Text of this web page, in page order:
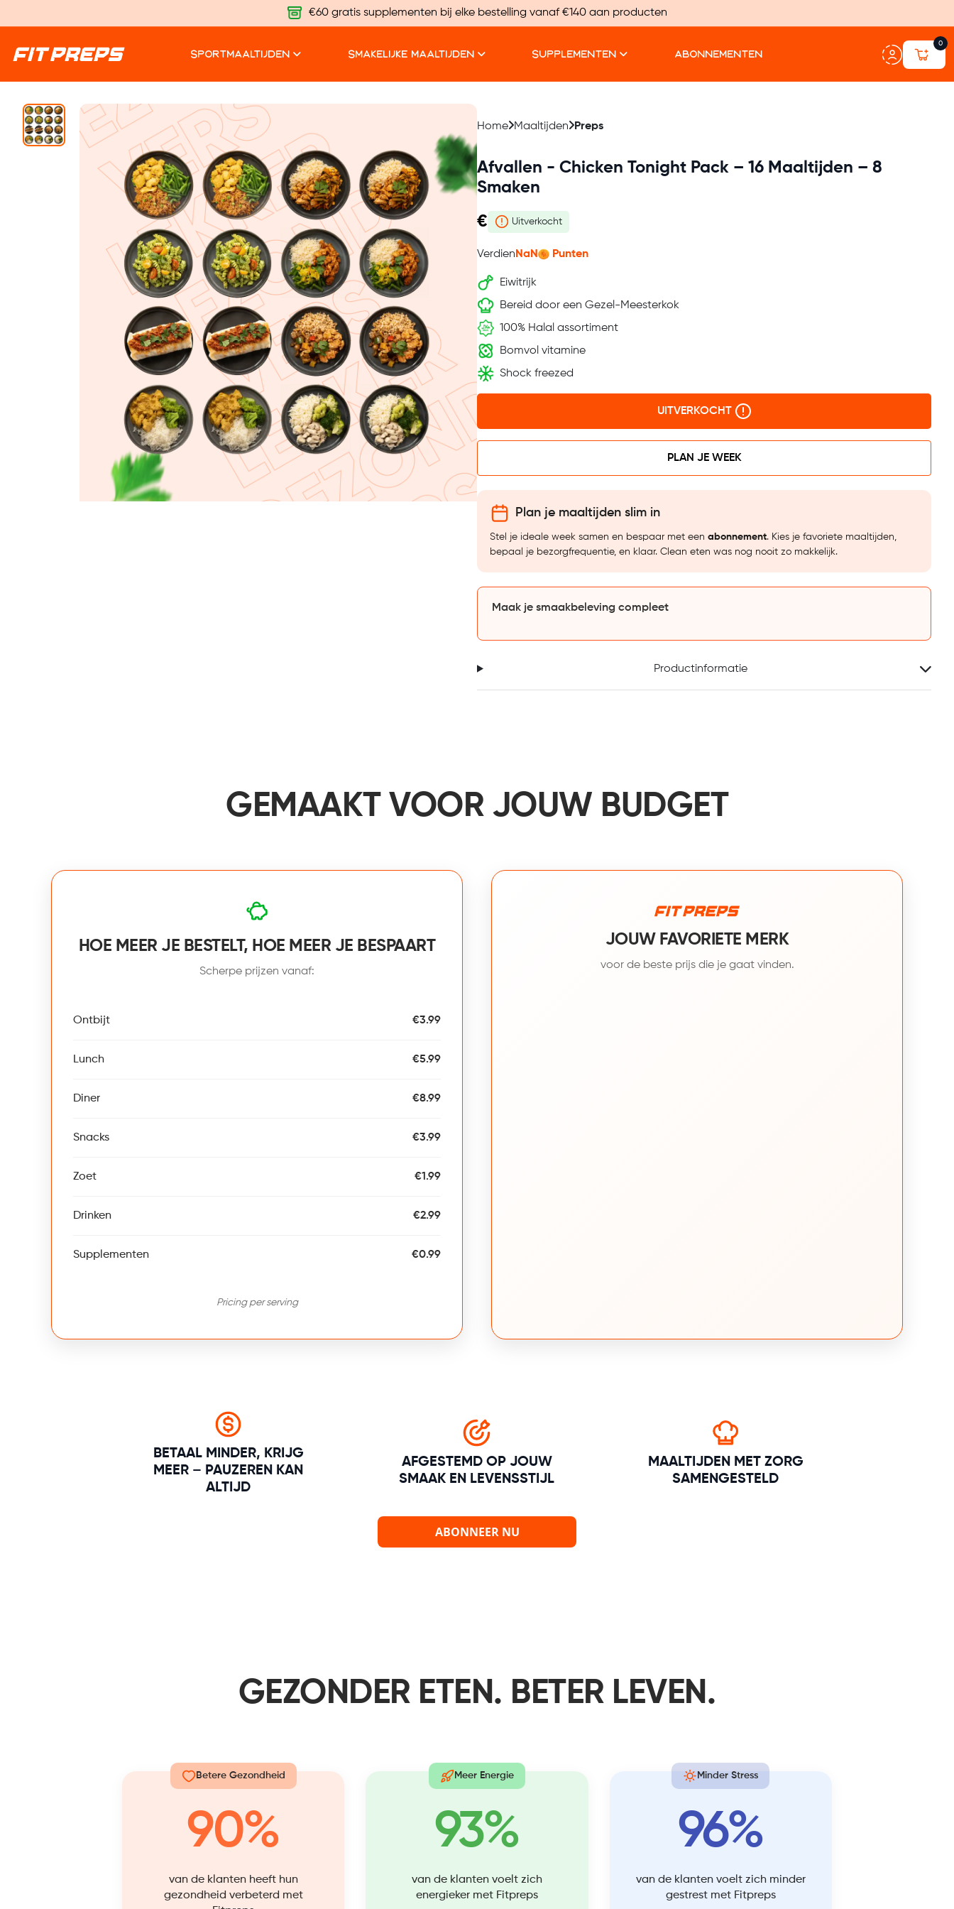
€60 gratis supplementen bij elke bestelling vanaf €140 aan producten
SPORTMAALTIJDEN SMAKELIJKE MAALTIJDEN SUPPLEMENTEN ABONNEMENTEN
0
Home Maaltijden Preps
Afvallen - Chicken Tonight Pack – 16 Maaltijden – 8
Smaken
€
Uitverkocht
Verdien NaN Punten
Eiwitrijk
Bereid door een Gezel-Meesterkok
100% Halal assortiment
Bomvol vitamine
Shock freezed
UITVERKOCHT
PLAN JE WEEK
Plan je maaltijden slim in
Stel je ideale week samen en bespaar met een abonnement. Kies je favoriete maaltijden,
bepaal je bezorgfrequentie, en klaar. Clean eten was nog nooit zo makkelijk.
Maak je smaakbeleving compleet
Productinformatie
GEMAAKT VOOR JOUW BUDGET
HOE MEER JE BESTELT, HOE MEER JE BESPAART
Scherpe prijzen vanaf:
Ontbijt €3.99
Lunch €5.99
Diner €8.99
Snacks €3.99
Zoet €1.99
Drinken €2.99
Supplementen €0.99
Pricing per serving
JOUW FAVORIETE MERK
voor de beste prijs die je gaat vinden.
BETAAL MINDER, KRIJG
MEER – PAUZEREN KAN
ALTIJD
AFGESTEMD OP JOUW
SMAAK EN LEVENSSTIJL
MAALTIJDEN MET ZORG
SAMENGESTELD
ABONNEER NU
GEZONDER ETEN. BETER LEVEN.
Betere Gezondheid
90%
van de klanten heeft hun
gezondheid verbeterd met
Meer Energie
93%
van de klanten voelt zich
energieker met Fitpreps
Minder Stress
96%
van de klanten voelt zich minder
gestrest met Fitpreps